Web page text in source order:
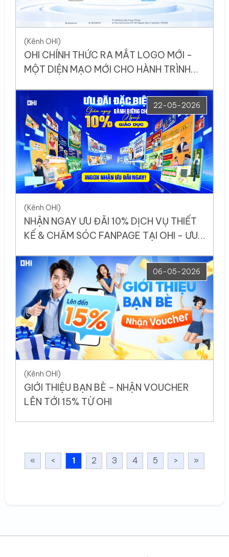
(Kênh OHI)
OHI CHÍNH THỨC RA MẮT LOGO MỚI -
MỘT DIỆN MẠO MỚI CHO HÀNH TRÌNH
22-05-2026
(Kênh OHI)
NHẬN NGAY ƯU ĐÃI 10% DỊCH VỤ THIẾT
KẾ & CHĂM SÓC FANPAGE TẠI OHI - ƯU
06-05-2026
(Kênh OHI)
GIỚI THIỆU BẠN BÈ – NHẬN VOUCHER
LÊN TỚI 15% TỪ OHI
« < 1 2 3 4 5 > »